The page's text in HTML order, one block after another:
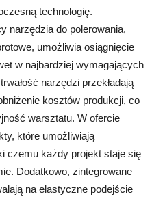
technologię.
narzędzia do polerowania,
umożliwia osiągnięcie
w najbardziej wymagających
narzędzi przekładają
kosztów produkcji, co
warsztatu. W ofercie
które umożliwiają
czemu każdy projekt staje się
Dodatkowo, zintegrowane
na elastyczne podejście